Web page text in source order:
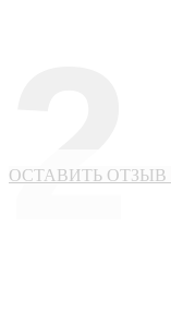
2
ОСТАВИТЬ ОТЗЫВ